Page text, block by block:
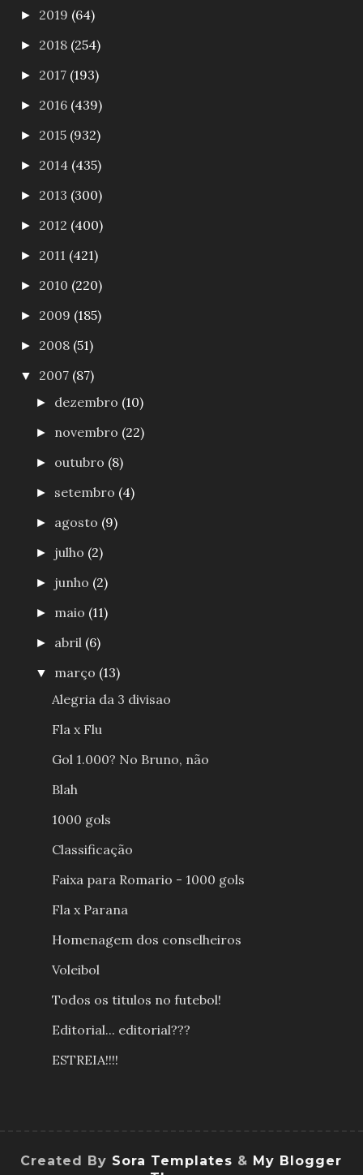
► 2019 (64)
► 2018 (254)
► 2017 (193)
► 2016 (439)
► 2015 (932)
► 2014 (435)
► 2013 (300)
► 2012 (400)
► 2011 (421)
► 2010 (220)
► 2009 (185)
► 2008 (51)
▼ 2007 (87)
► dezembro (10)
► novembro (22)
► outubro (8)
► setembro (4)
► agosto (9)
► julho (2)
► junho (2)
► maio (11)
► abril (6)
▼ março (13)
Alegria da 3 divisao
Fla x Flu
Gol 1.000? No Bruno, não
Blah
1000 gols
Classificação
Faixa para Romario - 1000 gols
Fla x Parana
Homenagem dos conselheiros
Voleibol
Todos os titulos no futebol!
Editorial... editorial???
ESTREIA!!!!
Created By Sora Templates & My Blogger